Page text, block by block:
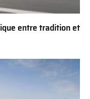
entre tradition et